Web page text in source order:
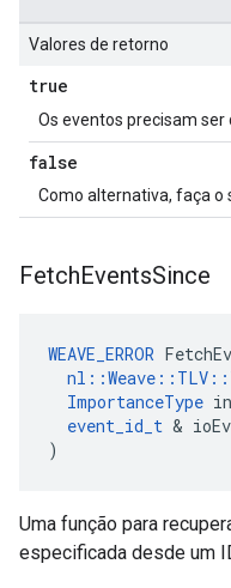
Valores de retorno
true
Os eventos precisam ser
false
Como alternativa, faça o
FetchEventsSince
WEAVE_ERROR
ImportanceType
event_id_t &
)
Uma função para
especificada desde um